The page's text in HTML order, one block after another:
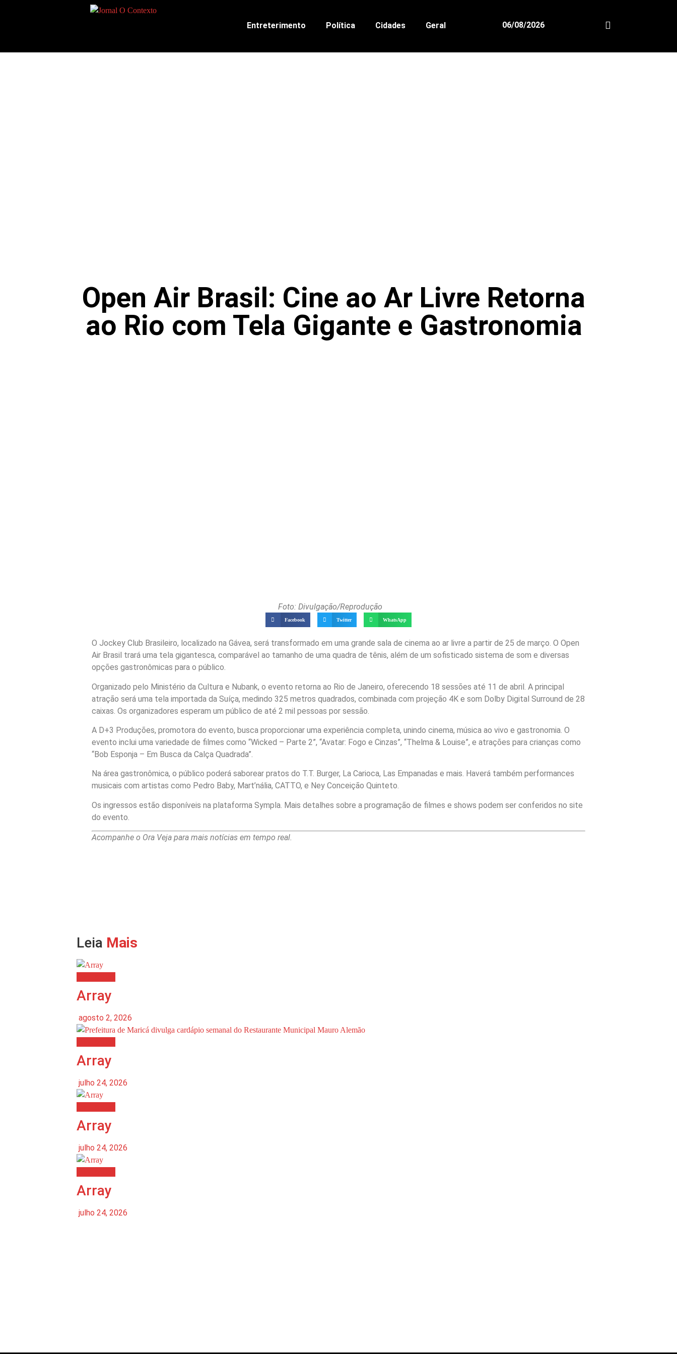
Entreterimento Política Cidades Geral 06/08/2026
Open Air Brasil: Cine ao Ar Livre Retorna
ao Rio com Tela Gigante e Gastronomia
Foto: Divulgação/Reprodução
Facebook Twitter WhatsApp
O Jockey Club Brasileiro, localizado na Gávea, será transformado em uma grande sala de cinema ao ar livre a partir de 25 de março. O Open
Air Brasil trará uma tela gigantesca, comparável ao tamanho de uma quadra de tênis, além de um sofisticado sistema de som e diversas
opções gastronômicas para o público.
Organizado pelo Ministério da Cultura e Nubank, o evento retorna ao Rio de Janeiro, oferecendo 18 sessões até 11 de abril. A principal
atração será uma tela importada da Suíça, medindo 325 metros quadrados, combinada com projeção 4K e som Dolby Digital Surround de 28
caixas. Os organizadores esperam um público de até 2 mil pessoas por sessão.
A D+3 Produções, promotora do evento, busca proporcionar uma experiência completa, unindo cinema, música ao vivo e gastronomia. O
evento inclui uma variedade de filmes como “Wicked – Parte 2”, “Avatar: Fogo e Cinzas”, “Thelma & Louise”, e atrações para crianças como
“Bob Esponja – Em Busca da Calça Quadrada”.
Na área gastronômica, o público poderá saborear pratos do T.T. Burger, La Carioca, Las Empanadas e mais. Haverá também performances
musicais com artistas como Pedro Baby, Mart’nália, CATTO, e Ney Conceição Quinteto.
Os ingressos estão disponíveis na plataforma Sympla. Mais detalhes sobre a programação de filmes e shows podem ser conferidos no site
do evento.
Acompanhe o Ora Veja para mais notícias em tempo real.
Leia Mais
Array
agosto 2, 2026
Array
julho 24, 2026
Array
julho 24, 2026
Array
julho 24, 2026